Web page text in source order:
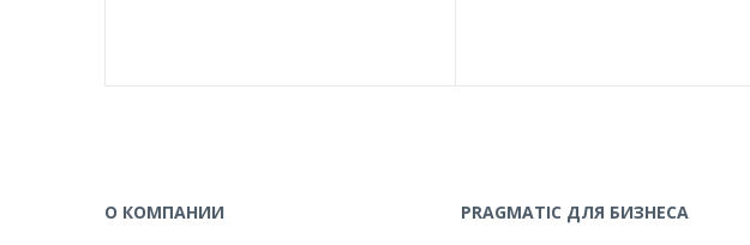
О КОМПАНИИ PRAGMATIC ДЛЯ БИЗНЕСА